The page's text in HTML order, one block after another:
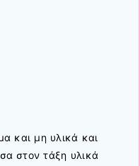
και μη υλικά και
στον τάξη υλικά